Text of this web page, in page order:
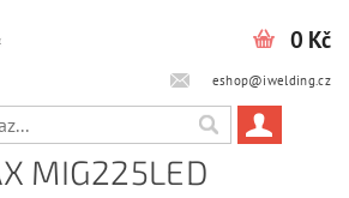
eshop@iwelding.cz
0 Kč
MIG225LED